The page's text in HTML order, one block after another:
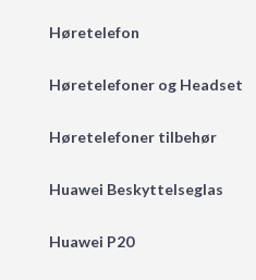
Høretelefon
Høretelefoner og Headset
Høretelefoner tilbehør
Huawei Beskyttelseglas
Huawei P20